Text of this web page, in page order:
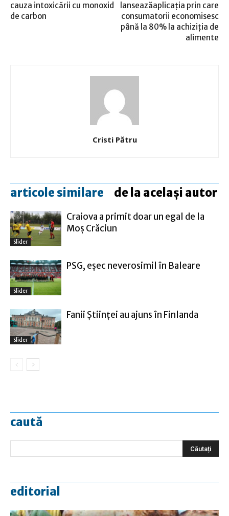
cauza intoxicării cu monoxid
de carbon
lanseazăaplicația prin care
consumatorii economisesc
până la 80% la achiziția de
alimente
Cristi Pătru
articole similare de la același autor
Slider
Craiova a primit doar un egal de la
Moş Crăciun
Slider
PSG, eşec neverosimil în Baleare
Slider
Fanii Ştiinţei au ajuns în Finlanda
caută
editorial